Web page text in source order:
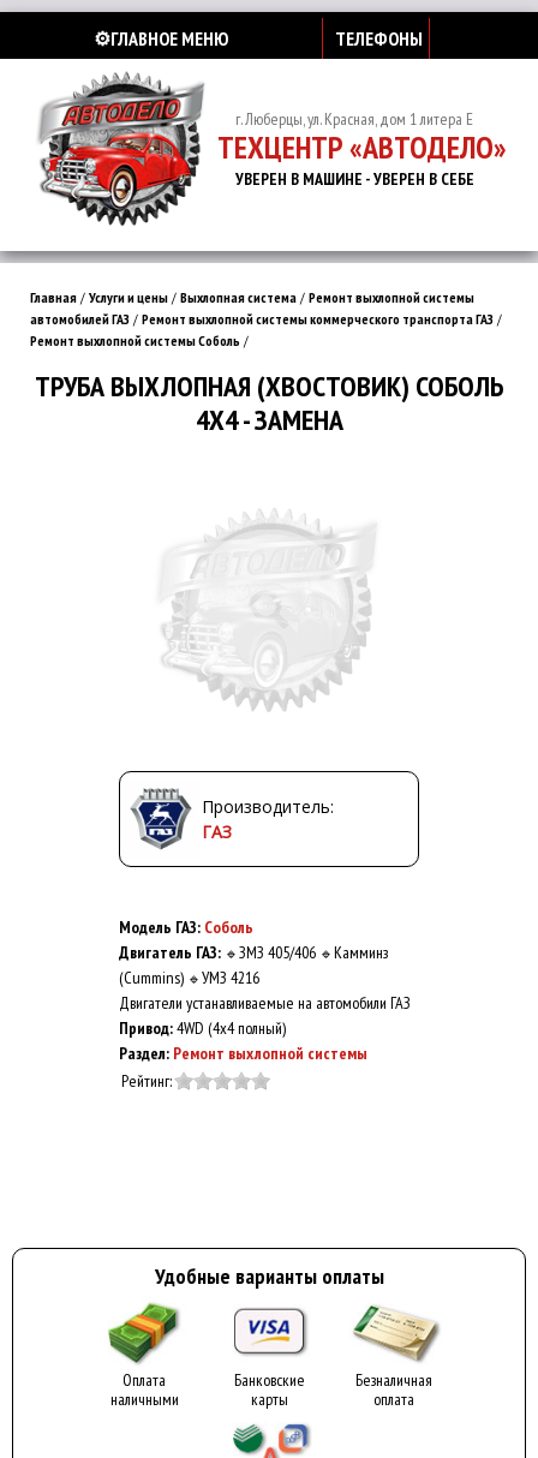
⚙️ГЛАВНОЕ МЕНЮ ТЕЛЕФОНЫ
г. Люберцы, ул. Красная, дом 1 литера Е
ТЕХЦЕНТР «АВТОДЕЛО»
УВЕРЕН В МАШИНЕ - УВЕРЕН В СЕБЕ
Главная / Услуги и цены / Выхлопная система / Ремонт выхлопной системы
автомобилей ГАЗ / Ремонт выхлопной системы коммерческого транспорта ГАЗ /
Ремонт выхлопной системы Соболь /
ТРУБА ВЫХЛОПНАЯ (ХВОСТОВИК) СОБОЛЬ
4Х4 - ЗАМЕНА
Производитель:
ГАЗ
Модель ГАЗ: Соболь
Двигатель ГАЗ: 🔹 ЗМЗ 405/406 🔹 Камминз
(Cummins) 🔹 УМЗ 4216
Двигатели устанавливаемые на автомобили ГАЗ
Привод:4WD (4x4 полный)
Раздел: Ремонт выхлопной системы
Рейтинг:
Удобные варианты оплаты
Оплата
наличными
Банковские
карты
Безналичная
оплата